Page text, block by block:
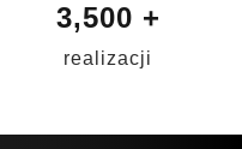
3,500 +
realizacji